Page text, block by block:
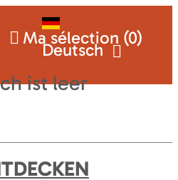
Deutsch
Ma sélection (0)